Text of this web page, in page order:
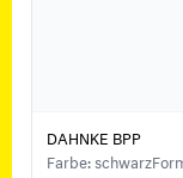
DAHNKE BPP
Farbe: schwarz